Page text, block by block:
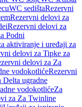
WC sedištaRezervni
Rezervni delovi za
Rezervni delovi za
Podni
aktiviranje i uređaji za
delovi za Tipke za
delovi za Za
vodokotlićeRezervni
Delta ugradne
vodokotlićeZa
za Za Twinline